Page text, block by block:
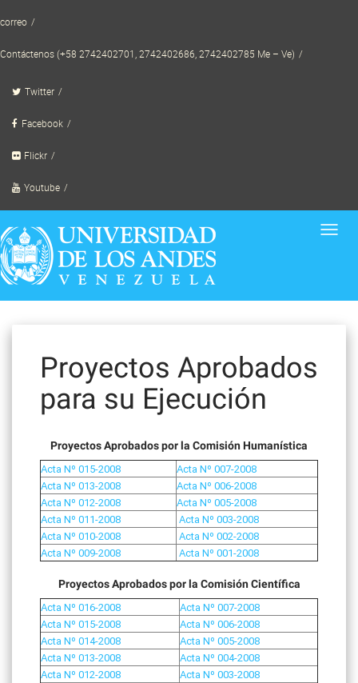
to
correo
Contáctenos (+58 2742402701, 2742402686, 2742402785 Me – Ve)
Twitter
Facebook
Flickr
Youtube
Proyectos Aprobados
para su Ejecución
Proyectos Aprobados por la Comisión Humanística
Acta Nº 015-2008
Acta Nº 007-2008
Acta Nº 013-2008
Acta Nº 006-2008
Acta Nº 012-2008
Acta Nº 005-2008
Acta Nº 011-2008
Acta Nº 003-2008
Acta Nº 010-2008
Acta Nº 002-2008
Acta Nº 009-2008
Acta Nº 001-2008
Proyectos Aprobados por la Comisión Científica
Acta Nº 016-2008
Acta Nº 007-2008
Acta Nº 015-2008
Acta Nº 006-2008
Acta Nº 014-2008
Acta Nº 005-2008
Acta Nº 013-2008
Acta Nº 004-2008
Acta Nº 012-2008
Acta Nº 003-2008